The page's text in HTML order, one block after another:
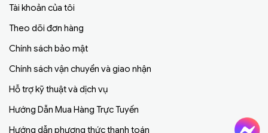
Tài khoản của tôi
Theo dõi đơn hàng
Chính sách bảo mật
Chính sách vận chuyển và giao nhận
Hỗ trợ kỹ thuật và dịch vụ
Hướng Dẫn Mua Hàng Trực Tuyến
Hướng dẫn phương thức thanh toán